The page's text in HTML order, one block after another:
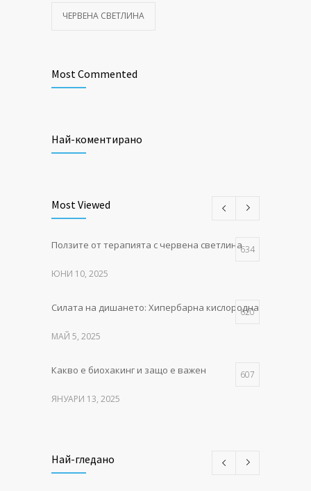
ЧЕРВЕНА СВЕТЛИНА
Most Commented
Най-коментирано
Most Viewed
Ползите от терапията с червена светлина634
ЮНИ 10, 2025
Силата на дишането: Хипербарна кислородна терапия в
620
МАЙ 5, 2025
Какво е биохакинг и защо е важен 607
ЯНУАРИ 13, 2025
НОЕМВРИ 11, 2025
Най-гледано